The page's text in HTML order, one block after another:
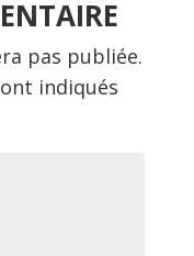
pas publiée.
indiqués